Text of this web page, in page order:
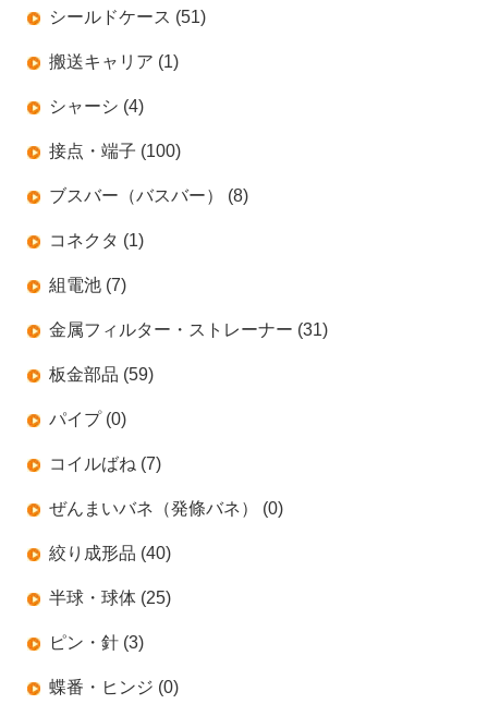
シールドケース (51)
搬送キャリア (1)
シャーシ (4)
接点・端子 (100)
ブスバー（バスバー） (8)
コネクタ (1)
組電池 (7)
金属フィルター・ストレーナー (31)
板金部品 (59)
パイプ (0)
コイルばね (7)
ぜんまいバネ（発條バネ） (0)
絞り成形品 (40)
半球・球体 (25)
ピン・針 (3)
蝶番・ヒンジ (0)